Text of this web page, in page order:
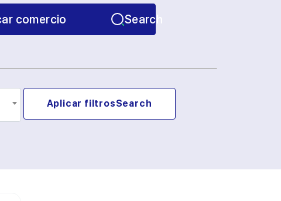
comercio Search
Aplicar filtrosSearch